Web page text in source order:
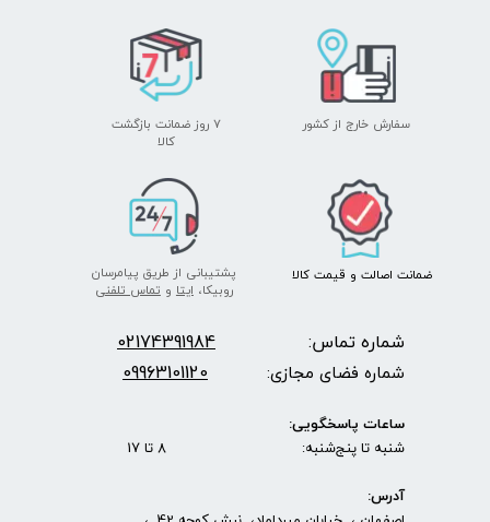
پشتیبانی از طریق پیامرسان
روبیکا،ایتا وتماس تلفنی
سفارش خارج از کشور
۷ روز ضمانت بازگشت
​​​​​​​کالا
ضمانت اصالت و قیمت​​​​​​​ کالا ​​​​​​​
شماره تماس: 02174391984
شماره فضای مجازی: 09963101120
ساعات پاسخگویی:
شنبه تا پنج‌شنبه: 8 تا 17
آدرس: